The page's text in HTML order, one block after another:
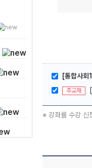
[통합사회
주교재
※ 강좌를 수강 신